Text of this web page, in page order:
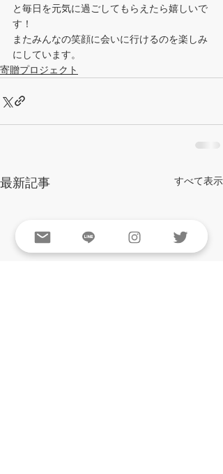
と毎日を元気に過ごしてもらえたら嬉しいで
す！
またみんなの笑顔に会いに行けるのを楽しみ
にしています。
寄贈プロジェクト
最新記事 すべて表示